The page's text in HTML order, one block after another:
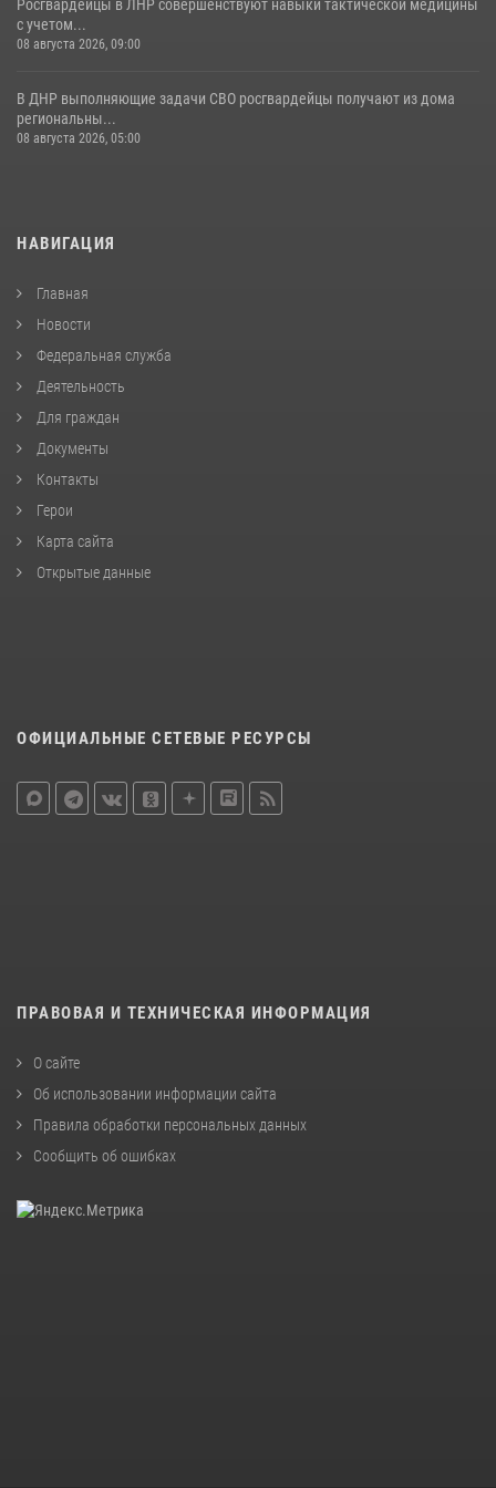
Росгвардейцы в ЛНР совершенствуют навыки тактической медицины
с учетом...
08 августа 2026, 09:00
В ДНР выполняющие задачи СВО росгвардейцы получают из дома
региональны...
08 августа 2026, 05:00
НАВИГАЦИЯ
Главная
Новости
Федеральная служба
Деятельность
Для граждан
Документы
Контакты
Герои
Карта сайта
Открытые данные
ОФИЦИАЛЬНЫЕ СЕТЕВЫЕ РЕСУРСЫ
ПРАВОВАЯ И ТЕХНИЧЕСКАЯ ИНФОРМАЦИЯ
О сайте
Об использовании информации сайта
Правила обработки персональных данных
Сообщить об ошибках